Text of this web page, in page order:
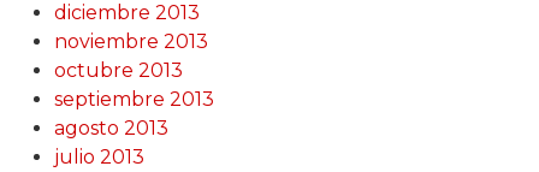
diciembre 2013
noviembre 2013
octubre 2013
septiembre 2013
agosto 2013
julio 2013